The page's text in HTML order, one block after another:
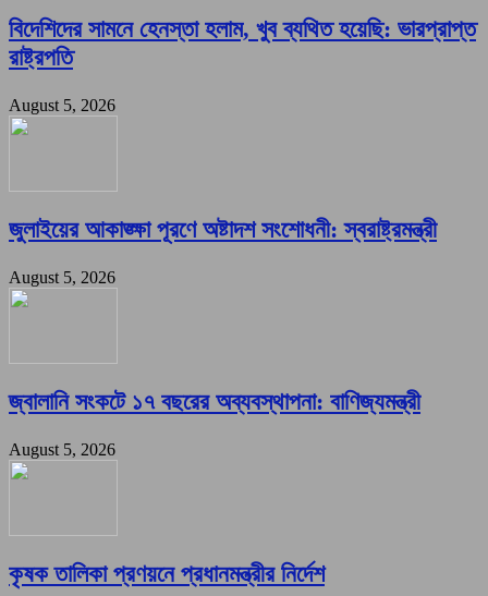
বিদেশিদের সামনে হেনস্তা হলাম, খুব ব্যথিত হয়েছি: ভারপ্রাপ্ত
রাষ্ট্রপতি
August 5, 2026
জুলাইয়ের আকাঙ্ক্ষা পূরণে অষ্টাদশ সংশোধনী: স্বরাষ্ট্রমন্ত্রী
August 5, 2026
জ্বালানি সংকটে ১৭ বছরের অব্যবস্থাপনা: বাণিজ্যমন্ত্রী
August 5, 2026
কৃষক তালিকা প্রণয়নে প্রধানমন্ত্রীর নির্দেশ